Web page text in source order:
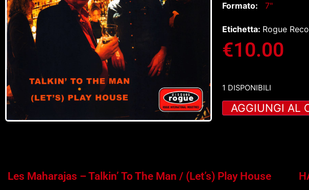
Formato: 7"
Etichetta: Rogue
€10.00
1 DISPONIBILI
AGGIUNGI AL
Les Maharajas – Talkin’ To The Man / (Let’s) Play House